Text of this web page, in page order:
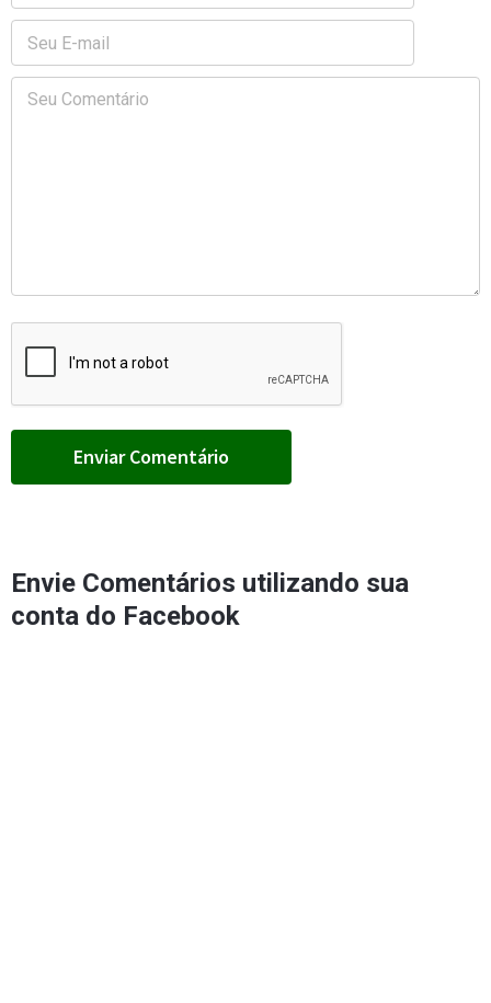
Envie Comentários utilizando sua
conta do Facebook